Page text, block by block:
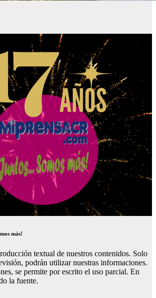
más!
textual de nuestros contenidos. Solo
podrán utilizar nuestras informaciones.
se permite por escrito el uso parcial. En
la fuente.